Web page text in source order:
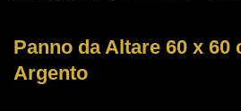
Panno da Altare 60 x 60
Argento